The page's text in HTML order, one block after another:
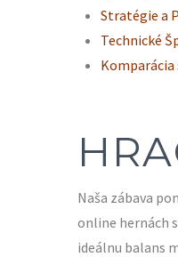
Stratégie a
Technické
Komparácia
Naša zábava
online hernách
ideálnu balans